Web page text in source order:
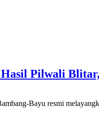
Pilwali
Bayu resmi